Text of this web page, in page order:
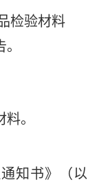
检验材料
。
知书》（以